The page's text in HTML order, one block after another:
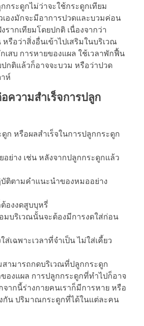
กระดูกไม่ว่าจะใช้กระดูกเทียม
องมักจะมีอาการปวดและบวมค่อน
รากเทียมโดยปกติ เนื่องจากว่า
หรือว่าสิ่งอื่นเข้าไปเสริมในบริเวณ
เสบ การหายของแผล ใช้เวลาพักฟื้น
กติแล้วก็อาจจะบวม หรือว่าปวด
ห์
ความสำเร็จการปลูก
ก หรือผลสำเร็จในการปลูกกระดูก
ย่าง เช่น หลังจากปลูกกระดูกแล้ว
บัติตามคำแนะนำของหมออย่าง
องงดสูบบุหรี่
มบริเวณนั้นจะต้องมีการงดใส่ก่อน
ส่เฉพาะเวลาที่จำเป็น ไม่ใส่เคี้ยว
สามารถกดบริเวณที่ปลูกกระดูก
องแผล การปลูกกระดูกที่ทำไปก็อาจ
จากนี้ร่างกายคนเราก็มีการหาย หรือ
งกัน ปริมาณกระดูกที่ได้ในแต่ละคน